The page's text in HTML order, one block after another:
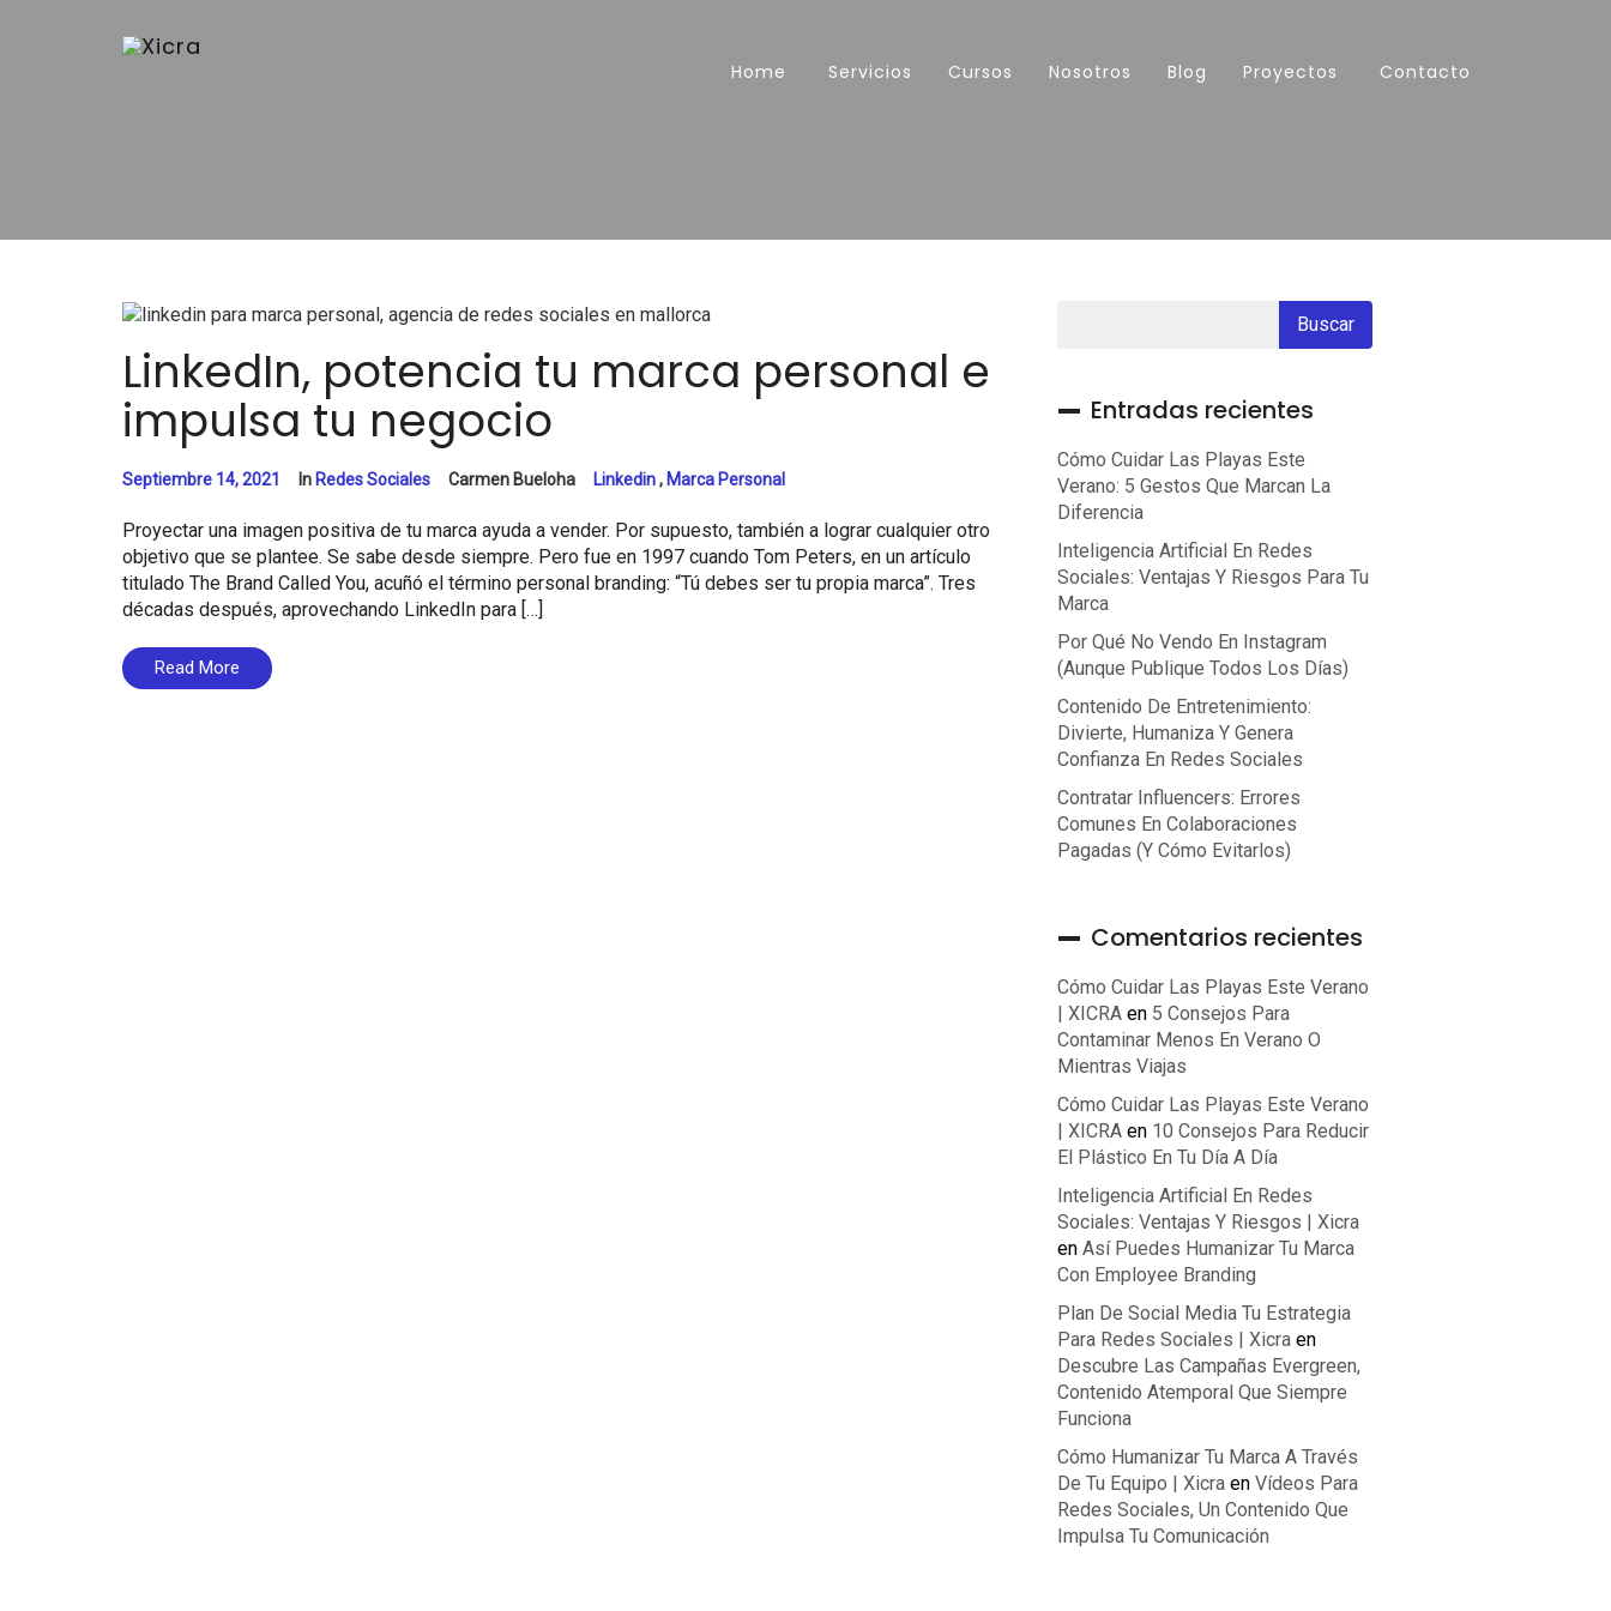
Home Servicios Cursos Nosotros Blog Proyectos Contacto
LinkedIn, potencia tu marca personal e
impulsa tu negocio
Septiembre 14, 2021 In Redes Sociales Carmen Bueloha Linkedin, Marca Personal
Proyectar una imagen positiva de tu marca ayuda a vender. Por supuesto, también a lograr cualquier otro
objetivo que se plantee. Se sabe desde siempre. Pero fue en 1997 cuando Tom Peters, en un artículo
titulado The Brand Called You, acuñó el término personal branding: “Tú debes ser tu propia marca”. Tres
décadas después, aprovechando LinkedIn para […]
Read More
Entradas recientes
Cómo Cuidar Las Playas Este
Verano: 5 Gestos Que Marcan La
Diferencia
Inteligencia Artificial En Redes
Sociales: Ventajas Y Riesgos Para Tu
Marca
Por Qué No Vendo En Instagram
(aunque Publique Todos Los Días)
Contenido De Entretenimiento:
Divierte, Humaniza Y Genera
Confianza En Redes Sociales
Contratar Influencers: Errores
Comunes En Colaboraciones
Pagadas (y Cómo Evitarlos)
Comentarios recientes
Cómo Cuidar Las Playas Este Verano
| XICRA en 5 Consejos Para
Contaminar Menos En Verano O
Mientras Viajas
Cómo Cuidar Las Playas Este Verano
| XICRA en 10 Consejos Para Reducir
El Plástico En Tu Día A Día
Inteligencia Artificial En Redes
Sociales: Ventajas Y Riesgos | Xicra
en Así Puedes Humanizar Tu Marca
Con Employee Branding
Plan De Social Media Tu Estrategia
Para Redes Sociales | Xicra en
Descubre Las Campañas Evergreen,
Contenido Atemporal Que Siempre
Funciona
Cómo Humanizar Tu Marca A Través
De Tu Equipo | Xicra en Vídeos Para
Redes Sociales, Un Contenido Que
Impulsa Tu Comunicación